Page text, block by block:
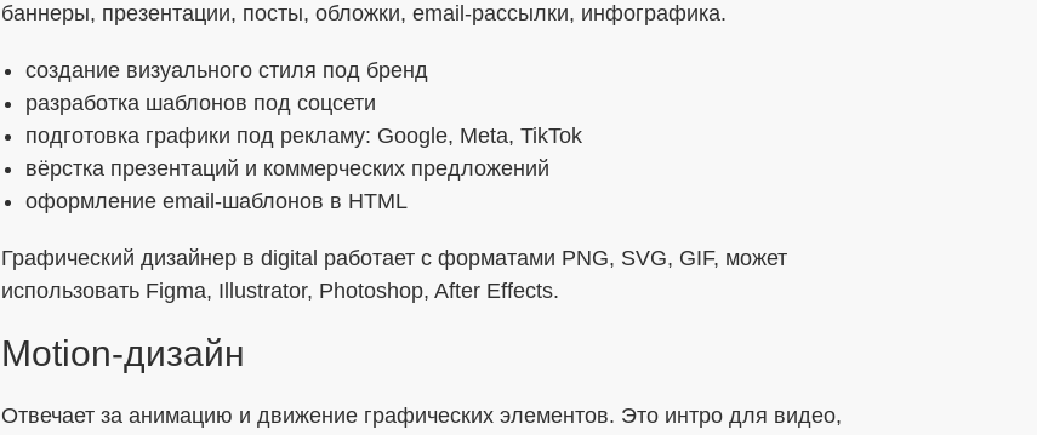
баннеры, презентации, посты, обложки, email-рассылки, инфографика.
создание визуального стиля под бренд
разработка шаблонов под соцсети
подготовка графики под рекламу: Google, Meta, TikTok
вёрстка презентаций и коммерческих предложений
оформление email-шаблонов в HTML
Графический дизайнер в digital работает с форматами PNG, SVG, GIF, может
использовать Figma, Illustrator, Photoshop, After Effects.
Motion-дизайн
Отвечает за анимацию и движение графических элементов. Это интро для видео,